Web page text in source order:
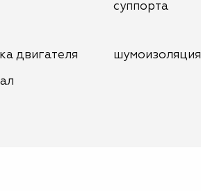
суппорта
двигателя шумоизоляция